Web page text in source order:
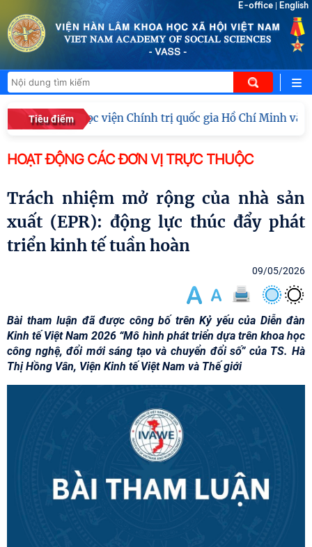
E-office English
Tiêu điểm
công tác Học viện Chính trị quốc gia Hồ Chí Minh và
HOẠT ĐỘNG CÁC ĐƠN VỊ TRỰC THUỘC
Trách nhiệm mở rộng của nhà sản
xuất (EPR): động lực thúc đẩy phát
triển kinh tế tuần hoàn
09/05/2026
Bài tham luận đã được công bố trên Kỷ yếu của Diễn đàn
Kinh tế Việt Nam 2026 “Mô hình phát triển dựa trên khoa học
công nghệ, đổi mới sáng tạo và chuyển đổi số” của TS. Hà
Thị Hồng Vân, Viện Kinh tế Việt Nam và Thế giới